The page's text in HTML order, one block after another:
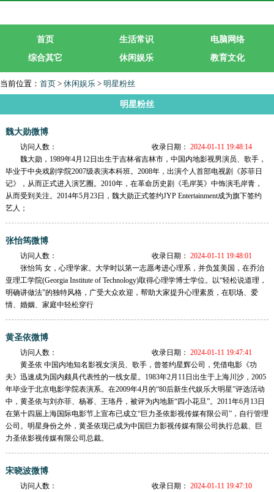
首页 生活常识
电脑网络
综合其它
休闲娱乐
教育文化
当前位置： 首页 > 休闲娱乐 > 明星粉丝
明星粉丝
魏大勋微博
访问人数： 收录日期： 2024-01-11 19:48:14
魏大勋，1989年4月12日出生于吉林省吉林市，中国内地影视男演员、歌手，
毕业于中央戏剧学院2007级表演本科班。2008年，出演个人首部电视剧《苏菲日
记》，从而正式进入演艺圈。2010年，在革命历史剧《毛岸英》中饰演毛岸青，
从而受到关注。2014年5月23日，魏大勋正式签约JYP Entertainment成为旗下签约
艺人；
张怡筠微博
访问人数： 收录日期： 2024-01-11 19:48:01
张怡筠 女，心理学家。大学时以第一志愿考进心理系，并负笈美国，在乔治
亚理工学院(Georgia Institute of Technology)取得心理学博士学位。以“轻松说道理，
明确讲做法”的独特风格，广受大众欢迎，帮助大家提升心理素质，在职场、爱
情、婚姻、家庭中轻松穿行
黄圣依微博
访问人数： 收录日期： 2024-01-11 19:47:41
黄圣依 中国内地知名影视女演员、歌手，曾签约星辉公司，凭借电影《功
夫》迅速成为国内颇具代表性的一线女星。1983年2月11日出生于上海川沙，2005
年毕业于北京电影学院表演系。在2009年4月的“80后新生代娱乐大明星”评选活动
中，黄圣依与刘亦菲、杨幂、王珞丹，被评为内地新“四小花旦”。2011年6月13日
在第十四届上海国际电影节上宣布已成立“巨力圣依影视传媒有限公司”，自行管理
公司。明星身份之外，黄圣依现已成为中国巨力影视传媒有限公司执行总裁、巨
力圣依影视传媒有限公司总裁。
宋晓波微博
访问人数： 收录日期： 2024-01-11 19:47:10